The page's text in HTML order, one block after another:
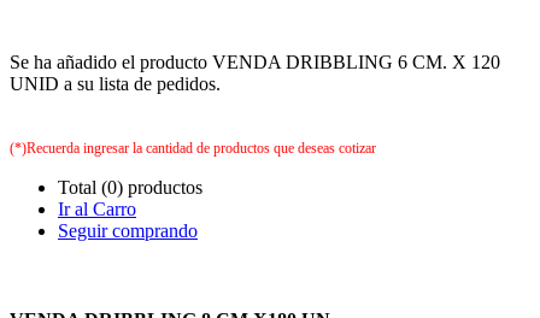
Se ha añadido el producto VENDA DRIBBLING 6 CM. X 120
UNID a su lista de pedidos.
(*)Recuerda ingresar la cantidad de productos que deseas cotizar
Total (0) productos
Ir al Carro
Seguir comprando